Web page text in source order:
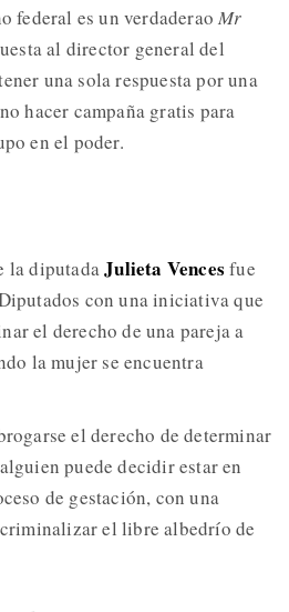
federal es un verdaderaoMr
al director general del
una sola respuesta por una
hacer campaña gratis para
en el poder.
la diputadaJulieta Vences fue
con una iniciativa que
el derecho de una pareja a
la mujer se encuentra
el derecho de determinar
puede decidir estar en
de gestación, con una
el libre albedrío de